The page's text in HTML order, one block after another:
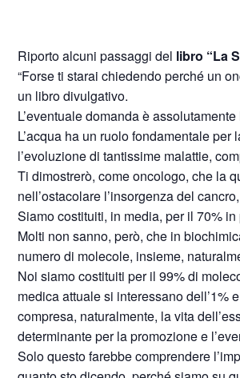
Riporto alcuni passaggi del libro “La
“Forse ti starai chiedendo perché un
un libro divulgativo.
L’eventuale domanda è
L’acqua ha un ruolo fondamentale
l’evoluzione di tantissime malattie,
Ti dimostrerò, come oncologo, che la
nell’ostacolare l’insorgenza del
Siamo costituiti, in media, per il 70%
Molti non sanno, però, che in
numero di molecole, insieme,
Noi siamo costituiti per il 99% di
medica attuale si interessano dell’1%
compresa, naturalmente, la vita
determinante per la promozione e
Solo questo farebbe comprendere